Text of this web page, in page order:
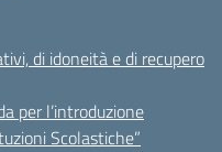
di idoneità e di recupero
per l’introduzione
Scolastiche”